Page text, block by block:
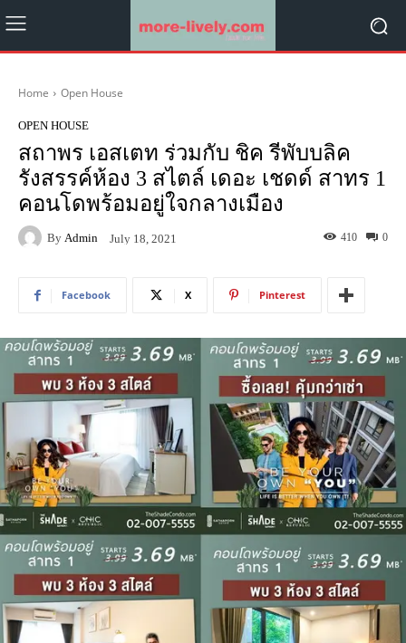
Home Open House
OPEN HOUSE
สถาพร เอสเตท ร่วมกับ ชิค รีพับบลิค
รังสรรค์ห้อง 3 สไตล์ เดอะ เชดด์ สาทร 1
คอนโดพร้อมอยู่ใจกลางเมือง
By Admin July 18, 2021 0
410
Facebook X Pinterest